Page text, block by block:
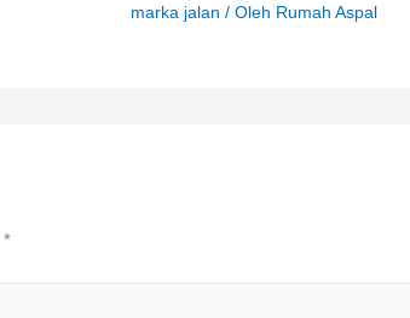
marka jalan / Oleh Rumah Aspal
*